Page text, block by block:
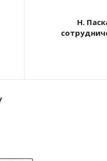
Н.